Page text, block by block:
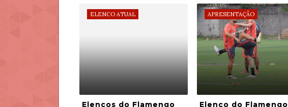
ELENCO ATUAL
Elencos do Flamengo
APRESENTAÇÃO
Elenco do Flamengo